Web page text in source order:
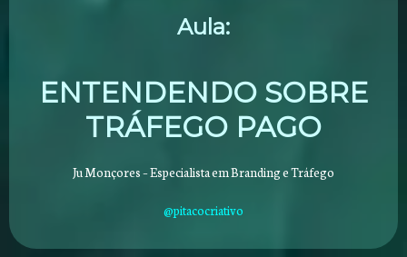
Aula:
ENTENDENDO SOBRE
TRÁFEGO PAGO
Ju Monçores – Especialista em Branding e Tráfego
@pitacocriativo